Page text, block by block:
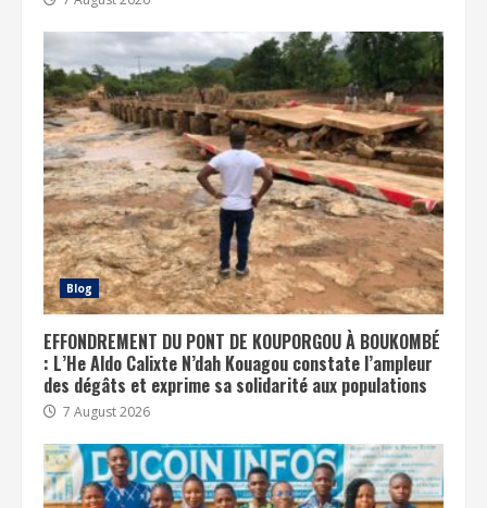
Blog
EFFONDREMENT DU PONT DE KOUPORGOU À BOUKOMBÉ
: L’He Aldo Calixte N’dah Kouagou constate l’ampleur
des dégâts et exprime sa solidarité aux populations
7 August 2026